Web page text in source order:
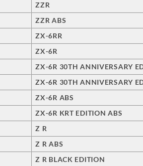
ZZR
ZZR ABS
ZX-6RR
ZX-6R
ZX-6R 30TH ANNIVERSARY
ZX-6R 30TH ANNIVERSARY
ZX-6R ABS
ZX-6R KRT EDITION ABS
Z R
Z R ABS
Z R BLACK EDITION